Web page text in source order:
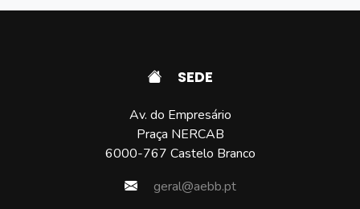
SEDE
Av. do Empresário
Praça NERCAB
6000-767 Castelo Branco
geral@aebb.pt